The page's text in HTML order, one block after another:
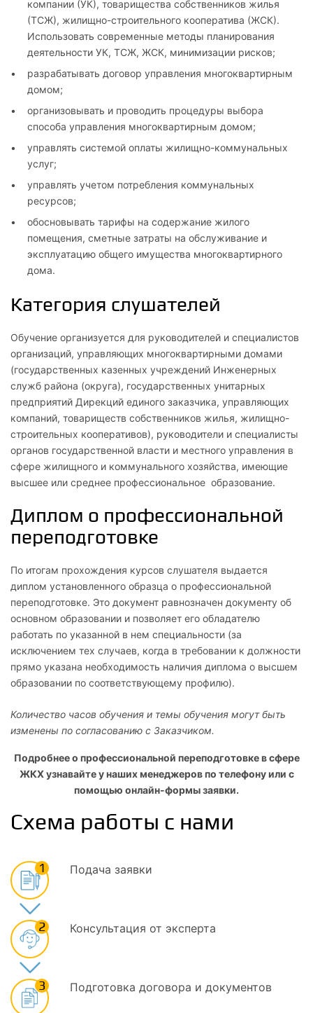
компании (УК), товарищества собственников жилья
(ТСЖ), жилищно-строительного кооператива (ЖСК).
Использовать современные методы планирования
деятельности УК, ТСЖ, ЖСК, минимизации рисков;
разрабатывать договор управления многоквартирным
домом;
организовывать и проводить процедуры выбора
способа управления многоквартирным домом;
управлять системой оплаты жилищно-коммунальных
услуг;
управлять учетом потребления коммунальных
ресурсов;
обосновывать тарифы на содержание жилого
помещения, сметные затраты на обслуживание и
эксплуатацию общего имущества многоквартирного
дома.
Категория слушателей
Обучение организуется для руководителей и специалистов
организаций, управляющих многоквартирными домами
(государственных казенных учреждений Инженерных
служб района (округа), государственных унитарных
предприятий Дирекций единого заказчика, управляющих
компаний, товариществ собственников жилья, жилищно-
строительных кооперативов), руководители и специалисты
органов государственной власти и местного управления в
сфере жилищного и коммунального хозяйства, имеющие
высшее или среднее профессиональное образование.
Диплом о профессиональной
переподготовке
По итогам прохождения курсов слушателя выдается
диплом установленного образца о профессиональной
переподготовке. Это документ равнозначен документу об
основном образовании и позволяет его обладателю
работать по указанной в нем специальности (за
исключением тех случаев, когда в требовании к должности
прямо указана необходимость наличия диплома о высшем
образовании по соответствующему профилю).
Количество часов обучения и темы обучения могут быть
изменены по согласованию с Заказчиком.
Подробнее о профессиональной переподготовке в сфере
ЖКХ узнавайте у наших менеджеров по телефону или с
помощью онлайн-формы заявки.
Схема работы с нами
1 Подача заявки
2 Консультация от эксперта
3 Подготовка договора и документов